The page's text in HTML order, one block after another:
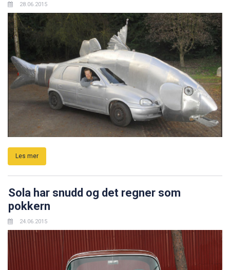
28.06.2015
Les mer
Sola har snudd og det regner som
pokkern
24.06.2015